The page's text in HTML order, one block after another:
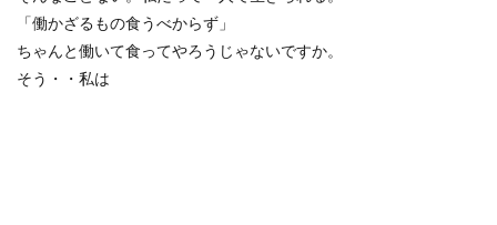
「働かざるもの食うべからず」
ちゃんと働いて食ってやろうじゃないですか。
そう・・私は